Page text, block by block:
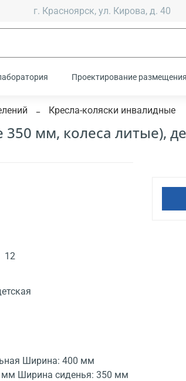
г. Красноярск, ул. Кирова, д. 40
Проектирование
Кресла-коляски инвалидные
мм, колеса литые),
12
Ширина: 400 мм
мм Ширина сиденья: 350 мм